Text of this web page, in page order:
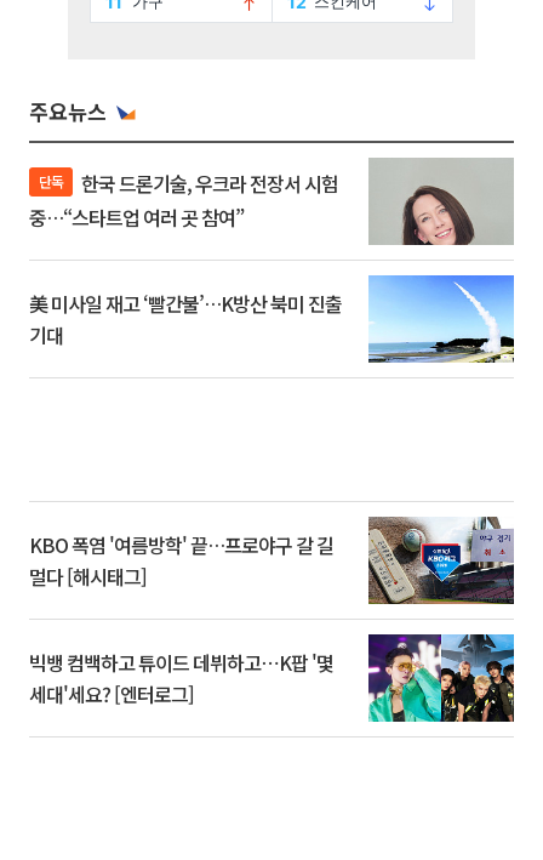
주요뉴스
단독
중…“스타트업 여러 곳 참여”
美 미사일 재고 ‘빨간불’…K방산 북미 진출
기대
KBO 폭염 '여름방학' 끝…프로야구 갈 길
멀다 [해시태그]
빅뱅 컴백하고 튜이드 데뷔하고⋯K팝 '몇
세대'세요? [엔터로그]